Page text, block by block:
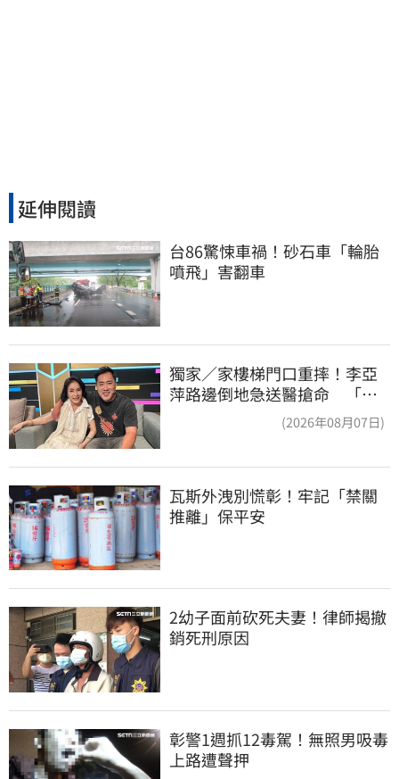
延伸閱讀
台86驚悚車禍！砂石車「輪胎
噴飛」害翻車
獨家／家樓梯門口重摔！李亞
萍路邊倒地急送醫搶命 「最
(2026年08月07日)
瓦斯外洩別慌彰！牢記「禁關
推離」保平安
2幼子面前砍死夫妻！律師揭撤
銷死刑原因
彰警1週抓12毒駕！無照男吸毒
上路遭聲押